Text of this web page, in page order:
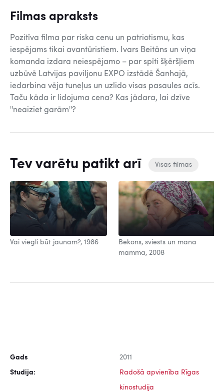
Filmas apraksts
Pozitīva filma par riska cenu un patriotismu, kas
iespējams tikai avantūristiem. Ivars Beitāns un viņa
komanda izdara neiespējamo – par spīti šķēršļiem
uzbūvē Latvijas paviljonu EXPO izstādē Šanhajā,
iedarbina vēja tuneļus un uzlido visas pasaules acīs.
Taču kāda ir lidojuma cena? Kas jādara, lai dzīve
''neaiziet garām''?
Tev varētu patikt arī Visas filmas
Vai viegli būt jaunam?, 1986
Bekons, sviests un mana
mamma, 2008
Gads 2011
Studija: Radošā apvienība Rīgas
kinostudija